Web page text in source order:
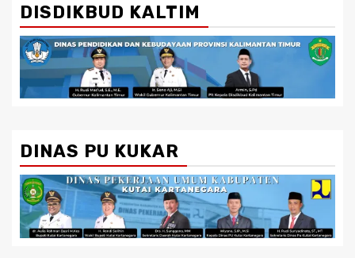
DISDIKBUD KALTIM
DINAS PU KUKAR